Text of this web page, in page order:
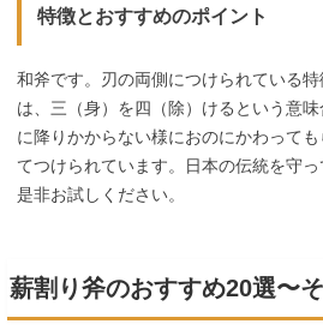
特徴とおすすめのポイント
和斧です。刃の両側につけられている
は、三（身）を四（除）けるという意
に降りかからない様におのにかわって
てつけられています。日本の伝統を守
是非お試しください。
薪割り斧のおすすめ20選〜